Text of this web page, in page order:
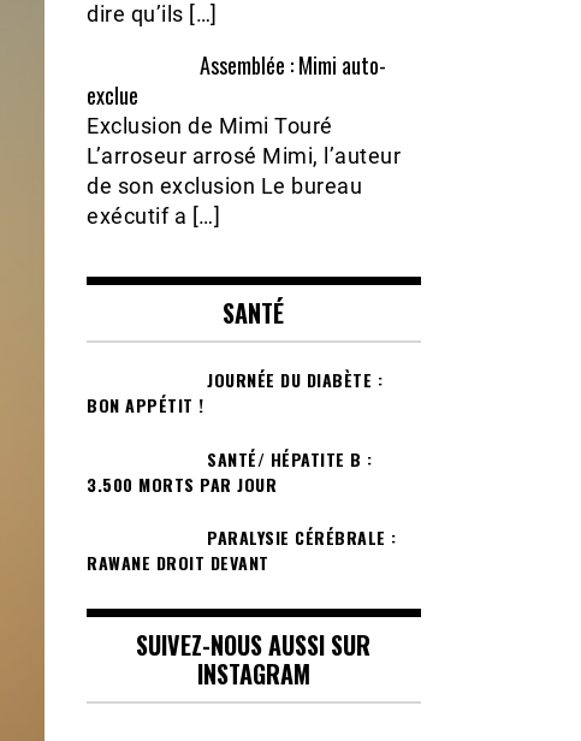
dire qu’ils […]
Assemblée : Mimi auto-
exclue
Exclusion de Mimi Touré
L’arroseur arrosé Mimi, l’auteur
de son exclusion Le bureau
exécutif a […]
SANTÉ
JOURNÉE DU DIABÈTE :
BON APPÉTIT !
SANTÉ/ HÉPATITE B :
3.500 MORTS PAR JOUR
PARALYSIE CÉRÉBRALE :
RAWANE DROIT DEVANT
SUIVEZ-NOUS AUSSI SUR
INSTAGRAM